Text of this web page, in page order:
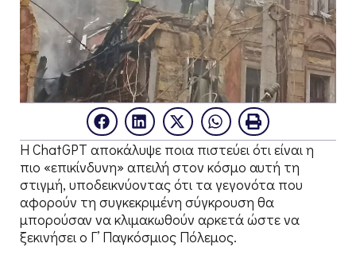
Η ChatGPT αποκάλυψε ποια πιστεύει ότι είναι η
πιο «επικίνδυνη» απειλή στον κόσμο αυτή τη
στιγμή, υποδεικνύοντας ότι τα γεγονότα που
αφορούν τη συγκεκριμένη σύγκρουση θα
μπορούσαν να κλιμακωθούν αρκετά ώστε να
ξεκινήσει ο Γ’ Παγκόσμιος Πόλεμος.